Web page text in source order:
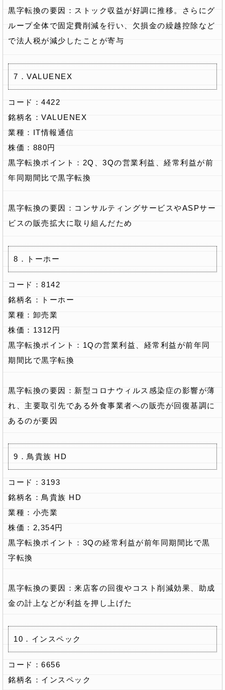
黒字転換の要因：ストック収益が好調に推移。さらにグ
ループ全体で固定費削減を行い、欠損金の繰越控除など
で法人税が減少したことが寄与
7．VALUENEX
コード：4422
銘柄名：VALUENEX
業種：IT情報通信
株価：880円
黒字転換ポイント：2Q、3Qの営業利益、経常利益が前
年同期間比で黒字転換
黒字転換の要因：コンサルティングサービスやASPサー
ビスの販売拡大に取り組んだため
8．トーホー
コード：8142
銘柄名：トーホー
業種：卸売業
株価：1312円
黒字転換ポイント：1Qの営業利益、経常利益が前年同
期間比で黒字転換
黒字転換の要因：新型コロナウィルス感染症の影響が薄
れ、主要取引先である外食事業者への販売が回復基調に
あるのが要因
9．鳥貴族 HD
コード：3193
銘柄名：鳥貴族 HD
業種：小売業
株価：2,354円
黒字転換ポイント：3Qの経常利益が前年同期間比で黒
字転換
黒字転換の要因：来店客の回復やコスト削減効果、助成
金の計上などが利益を押し上げた
10．インスペック
コード：6656
銘柄名：インスペック